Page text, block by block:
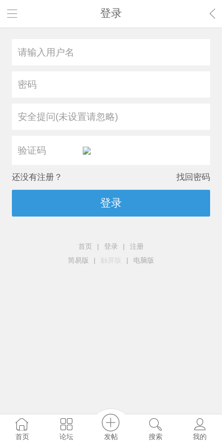
登录
安全提问(未设置请忽略)
还没有注册？ 找回密码
登录
首页 | 登录 |
注册
简易版
| 触屏版 | 电脑版
首页 论坛 发帖 搜索 我的